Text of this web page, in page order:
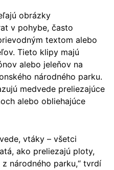
obrázky
v pohybe, často
textom alebo
Tieto klipy majú
alebo jeleňov na
národného parku.
medvede preliezajúce
alebo obliehajúce
vtáky – všetci
ako preliezajú ploty,
národného parku,“ tvrdí